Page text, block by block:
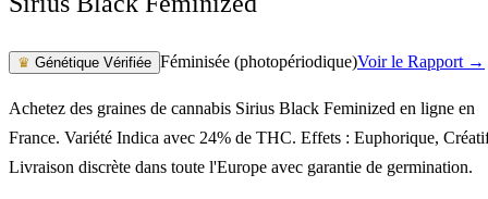
♛ Génétique Vérifiée Féminisée (photopériodique)Voir le Rapport →
Achetez des graines de cannabis Sirius Black Feminized en ligne en
France. Variété Indica avec 24% de THC. Effets : Euphorique,
Livraison discrète dans toute l'Europe avec garantie de germination.